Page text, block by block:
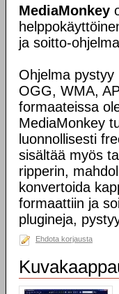
MediaMonkey
ja soitto-
Ohjelma pystyy
OGG, WMA,
formaateissa
MediaMonkey
luonnollisesti
sisältää myös
ripperin,
konvertoida
formaattiin ja
plugineja,
Ehdota korjausta